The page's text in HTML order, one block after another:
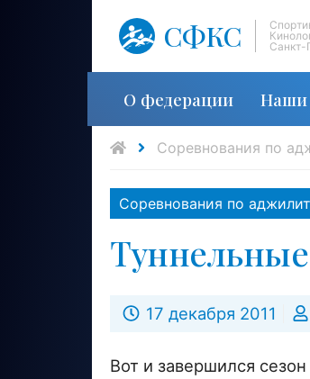
СФКС
Санкт-
О федерации Наши
Соревнования по
Соревнования по
17 декабря 2011
Вот и завершился